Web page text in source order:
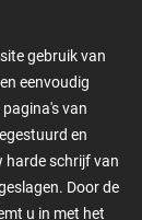
gebruik van
eenvoudig
van
en
harde schrijf van
Door de
u in met het